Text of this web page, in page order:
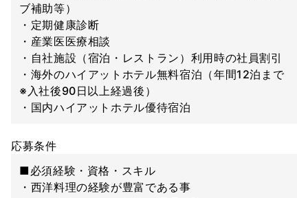
ブ補助等）
・定期健康診断
・産業医医療相談
・自社施設（宿泊・レストラン）利用時の社員割引
・海外のハイアットホテル無料宿泊（年間12泊まで
※入社後90日以上経過後）
・国内ハイアットホテル優待宿泊
応募条件
■必須経験・資格・スキル
・西洋料理の経験が豊富である事